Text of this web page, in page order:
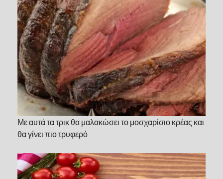
Με αυτά τα τρικ θα μαλακώσει το μοσχαρίσιο κρέας και
θα γίνει πιο τρυφερό